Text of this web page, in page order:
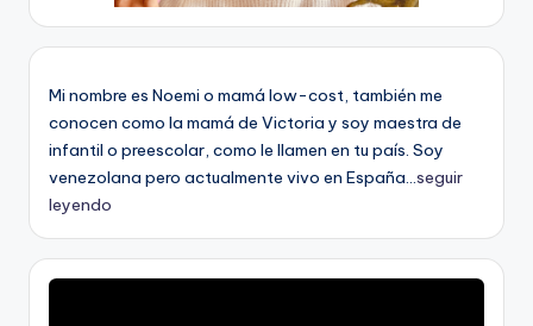
Mi nombre es Noemi o mamá low-cost, también me
conocen como la mamá de Victoria y soy maestra de
infantil o preescolar, como le llamen en tu país. Soy
venezolana pero actualmente vivo en España...seguir
leyendo